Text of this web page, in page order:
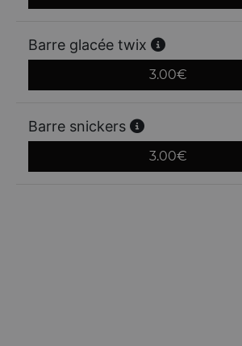
Barre glacée twix
3.00€
Barre snickers
3.00€